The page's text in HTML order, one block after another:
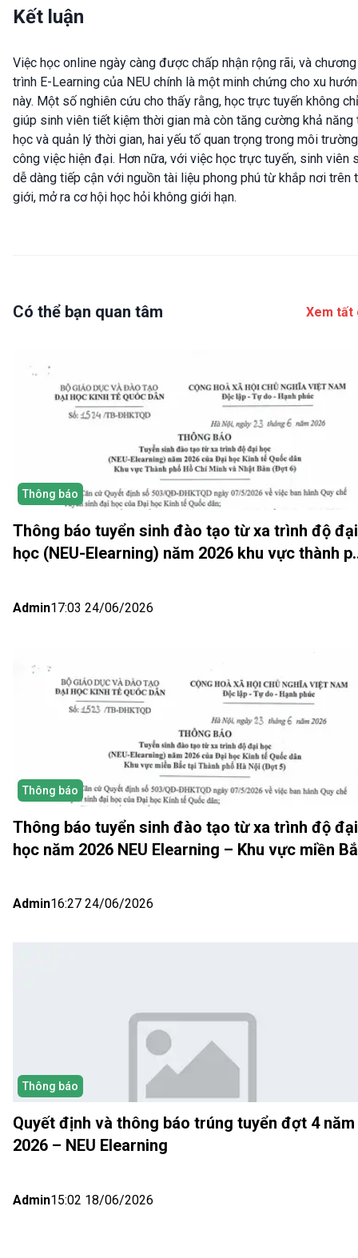
Kết luận
Việc học online ngày càng được chấp nhận rộng rãi, và chương
trình E-Learning của NEU chính là một minh chứng cho xu
này. Một số nghiên cứu cho thấy rằng, học trực tuyến không chỉ
giúp sinh viên tiết kiệm thời gian mà còn tăng cường khả năng
học và quản lý thời gian, hai yếu tố quan trọng trong môi trường
công việc hiện đại. Hơn nữa, với việc học trực tuyến, sinh viên
dễ dàng tiếp cận với nguồn tài liệu phong phú từ khắp nơi trên
giới, mở ra cơ hội học hỏi không giới hạn.
Có thể bạn quan tâm Xem tất
Thông báo
Thông báo tuyển sinh đào tạo từ xa trình độ đại
học (NEU-Elearning) năm 2026 khu vực thành
Admin17:03 24/06/2026
Thông báo
Thông báo tuyển sinh đào tạo từ xa trình độ đại
học năm 2026 NEU Elearning – Khu vực miền
Admin16:27 24/06/2026
Thông báo
Quyết định và thông báo trúng tuyển đợt 4 năm
2026 – NEU Elearning
Admin15:02 18/06/2026